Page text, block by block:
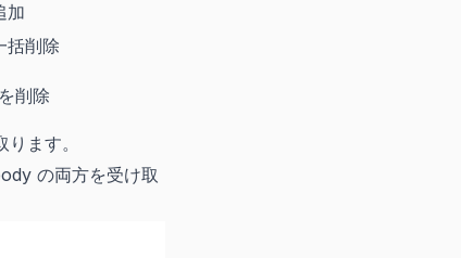
加
括削除
削除
ります。
の両方を受け取